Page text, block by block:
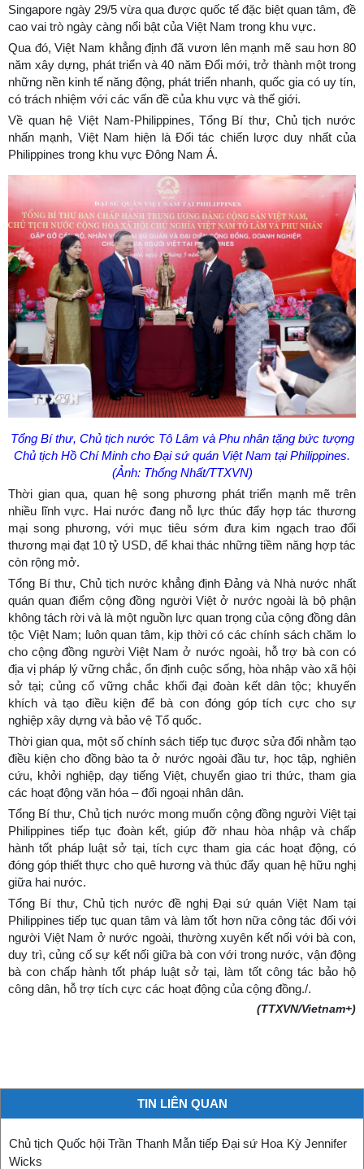
Singapore ngày 29/5 vừa qua được quốc tế đặc biệt quan tâm, đề
cao vai trò ngày càng nổi bật của Việt Nam trong khu vực.
Qua đó, Việt Nam khẳng định đã vươn lên mạnh mẽ sau hơn 80
năm xây dựng, phát triển và 40 năm Đổi mới, trở thành một trong
những nền kinh tế năng động, phát triển nhanh, quốc gia có uy tín,
có trách nhiệm với các vấn đề của khu vực và thế giới.
Về quan hệ Việt Nam-Philippines, Tổng Bí thư, Chủ tịch nước
nhấn mạnh, Việt Nam hiện là Đối tác chiến lược duy nhất của
Philippines trong khu vực Đông Nam Á.
Tổng Bí thư, Chủ tịch nước Tô Lâm và Phu nhân tặng bức tượng
Chủ tịch Hồ Chí Minh cho Đại sứ quán Việt Nam tại Philippines.
(Ảnh: Thống Nhất/TTXVN)
Thời gian qua, quan hệ song phương phát triển mạnh mẽ trên
nhiều lĩnh vực. Hai nước đang nỗ lực thúc đẩy hợp tác thương
mại song phương, với mục tiêu sớm đưa kim ngạch trao đổi
thương mại đạt 10 tỷ USD, để khai thác những tiềm năng hợp tác
còn rộng mở.
Tổng Bí thư, Chủ tịch nước khẳng định Đảng và Nhà nước nhất
quán quan điểm cộng đồng người Việt ở nước ngoài là bộ phận
không tách rời và là một nguồn lực quan trọng của cộng đồng dân
tộc Việt Nam; luôn quan tâm, kịp thời có các chính sách chăm lo
cho cộng đồng người Việt Nam ở nước ngoài, hỗ trợ bà con có
địa vị pháp lý vững chắc, ổn định cuộc sống, hòa nhập vào xã hội
sở tại; củng cố vững chắc khối đại đoàn kết dân tộc; khuyến
khích và tạo điều kiện để bà con đóng góp tích cực cho sự
nghiệp xây dựng và bảo vệ Tổ quốc.
Thời gian qua, một số chính sách tiếp tục được sửa đổi nhằm tạo
điều kiện cho đồng bào ta ở nước ngoài đầu tư, học tập, nghiên
cứu, khởi nghiệp, dạy tiếng Việt, chuyển giao tri thức, tham gia
các hoạt động văn hóa – đối ngoại nhân dân.
Tổng Bí thư, Chủ tịch nước mong muốn cộng đồng người Việt tại
Philippines tiếp tục đoàn kết, giúp đỡ nhau hòa nhập và chấp
hành tốt pháp luật sở tại, tích cực tham gia các hoạt động, có
đóng góp thiết thực cho quê hương và thúc đẩy quan hệ hữu nghị
giữa hai nước.
Tổng Bí thư, Chủ tịch nước đề nghị Đại sứ quán Việt Nam tại
Philippines tiếp tục quan tâm và làm tốt hơn nữa công tác đối với
người Việt Nam ở nước ngoài, thường xuyên kết nối với bà con,
duy trì, củng cố sự kết nối giữa bà con với trong nước, vận động
bà con chấp hành tốt pháp luật sở tại, làm tốt công tác bảo hộ
công dân, hỗ trợ tích cực các hoạt động của cộng đồng./.
(TTXVN/Vietnam+)
TIN LIÊN QUAN
Chủ tịch Quốc hội Trần Thanh Mẫn tiếp Đại sứ Hoa Kỳ Jennifer
Wicks